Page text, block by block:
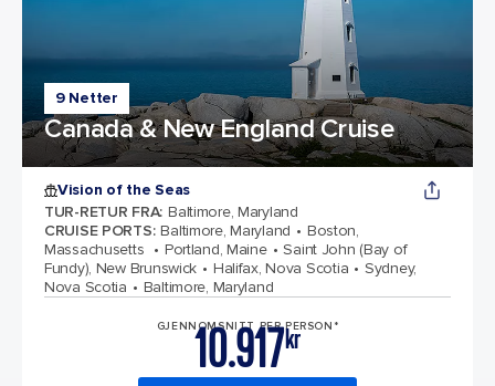
9 Netter
Canada & New England Cruise
Vision of the Seas
TUR-RETUR FRA: Baltimore, Maryland
CRUISE PORTS: Baltimore, Maryland
Boston,
Massachusetts
Portland, Maine
Saint John (Bay of
Fundy), New Brunswick
Halifax, Nova Scotia
Sydney,
Nova Scotia
Baltimore, Maryland
GJENNOMSNITT PER PERSON*
kr
10.917